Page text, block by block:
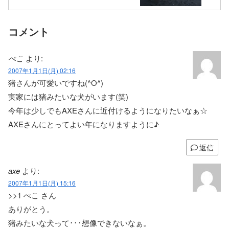
コメント
ぺこ より:
2007年1月1日(月) 02:16
猪さんが可愛いですね(^O^)
実家には猪みたいな犬がいます(笑)
今年は少しでもAXEさんに近付けるようになりたいなぁ☆
AXEさんにとってよい年になりますように♪
返信
axe より:
2007年1月1日(月) 15:16
>>1 ぺこ さん
ありがとう。
猪みたいな犬って･･･想像できないなぁ。